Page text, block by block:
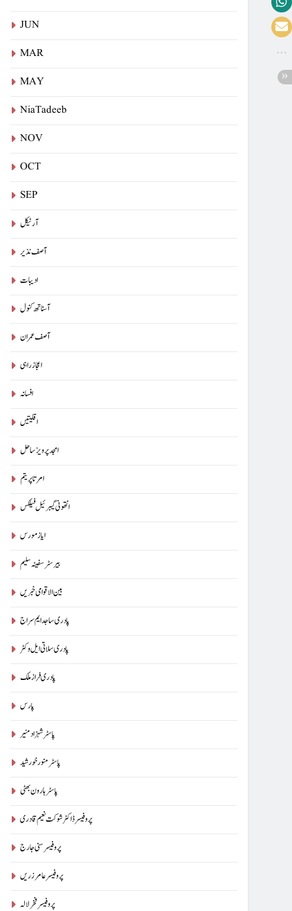
JUN
MAR
MAY
NiaTadeeb
NOV
OCT
SEP
آرٹیکل
آصف نذیر
ادیبات
آسناتھ کنول
آصف عمران
اعجاز راہی
افسانہ
اقلیتیں
امجد پرویز ساحل
امرتا پریتم
انتھونی گیبرئیل فیلکس
ایاز مورس
بیرسٹرسفینہ سلیم
بین الاقوامی خبریں
پادری ساجد ایم سراج
پادری سلاتی ایل وکٹر
پادری فراز ملک
پارس
پاسٹر شہزاد منیر
پاسٹر منور خورشید
پاسٹر ہارون بھٹی
پروفیسر ڈاکٹر شوکت نعیم قادری
پروفیسر سنی جارج
پروفیسر عامر زریں
پروفیسر فخر لالہ